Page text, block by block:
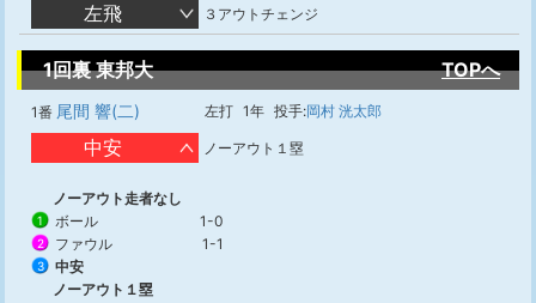
左飛 ３アウトチェンジ
1回裏 東邦大 TOPへ
1番 尾間 響(二) 左打 1年 投手:岡村 洸太郎
中安 ノーアウト１塁
ノーアウト走者なし
1 ボール 1-0
2 ファウル 1-1
3
中安
ノーアウト１塁